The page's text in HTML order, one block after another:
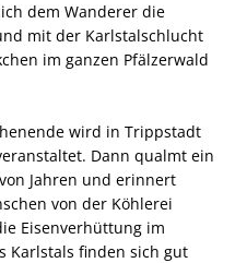
dem Wanderer die
mit der Karlstalschlucht
im ganzen Pfälzerwald
wird in Trippstadt
Dann qualmt ein
Jahren und erinnert
von der Köhlerei
Eisenverhüttung im
Karlstals finden sich gut